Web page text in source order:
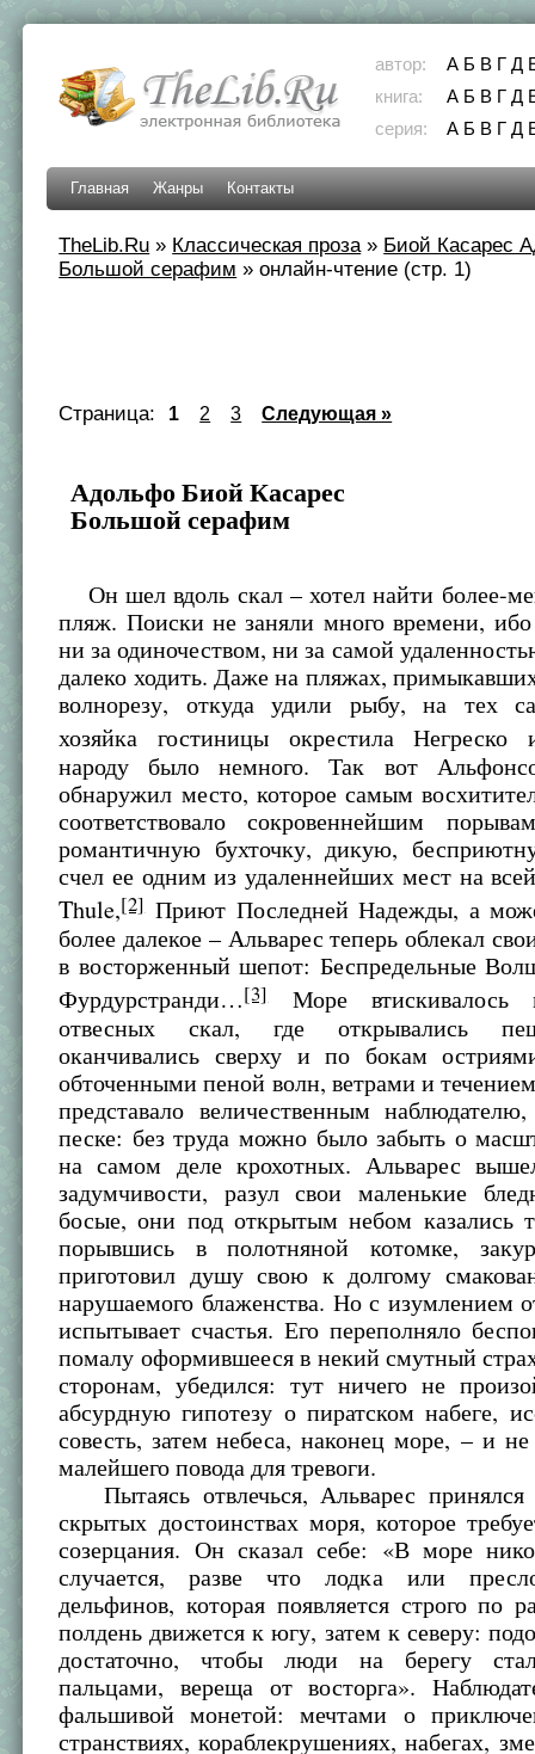
автор: А Б В Г Д
книга:
А Б В Г Д
серия:
А Б В Г Д
Главная Жанры Контакты
TheLib.Ru » Классическая проза» Биой Касарес
Большой серафим »онлайн-чтение (стр. 1)
Страница: 1 2 3 Следующая »
Адольфо Биой Касарес
Большой серафим
Он шел вдоль скал – хотел найти более-
пляж. Поиски не заняли много времени,
ни за одиночеством, ни за самой
далеко ходить. Даже на пляжах,
волнорезу, откуда удили рыбу, на тех
хозяйка гостиницы окрестила
народу было немного. Так вот
обнаружил место, которое самым
соответствовало сокровеннейшим
романтичную бухточку, дикую,
счел ее одним из удаленнейших мест на
Thule,[2]Приют Последней Надежды, а
более далекое – Альварес теперь облекал
в восторженный шепот: Беспредельные
Фурдурстранди…[3]Море втискивалось
отвесных скал, где открывались
оканчивались сверху и по бокам
обточенными пеной волн, ветрами и
представало величественным
песке: без труда можно было забыть о
на самом деле крохотных. Альварес
задумчивости, разул свои маленькие
босые, они под открытым небом казались
порывшись в полотняной котомке,
приготовил душу свою к долгому
нарушаемого блаженства. Но с изумлением
испытывает счастья. Его переполняло
помалу оформившееся в некий смутный
сторонам, убедился: тут ничего не
абсурдную гипотезу о пиратском набеге,
совесть, затем небеса, наконец море, – и
малейшего повода для тревоги.
Пытаясь отвлечься, Альварес
скрытых достоинствах моря, которое
созерцания. Он сказал себе: «В море
случается, разве что лодка или
дельфинов, которая появляется строго по
полдень движется к югу, затем к северу:
достаточно, чтобы люди на берегу
пальцами, вереща от восторга».
фальшивой монетой: мечтами о
странствиях, кораблекрушениях, набегах,